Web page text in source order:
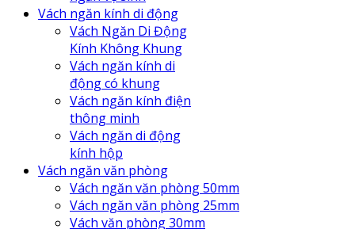
Vách ngăn kính di động
Vách Ngăn Di Động
Kính Không Khung
Vách ngăn kính di
động có khung
Vách ngăn kính điện
thông minh
Vách ngăn di động
kính hộp
Vách ngăn văn phòng
Vách ngăn văn phòng 50mm
Vách ngăn văn phòng 25mm
Vách văn phòng 30mm